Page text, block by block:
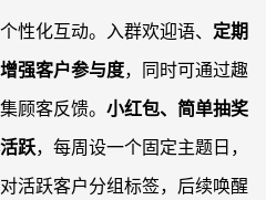
性化互动。入群欢迎语、 定期
强客户参与度，同时可通过趣
顾客反馈。 小红包、简单抽奖
跃，每周设一个固定主题日，
活跃客户分组标签，后续唤醒